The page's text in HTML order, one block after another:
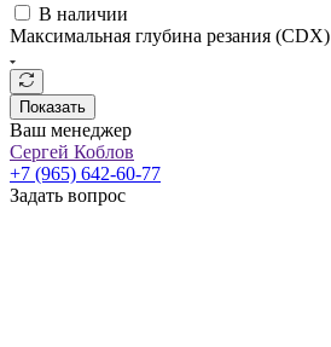
В наличии
Максимальная глубина резания (CDX)
Показать
Ваш менеджер
Сергей Коблов
+7 (965) 642-60-77
Задать вопрос